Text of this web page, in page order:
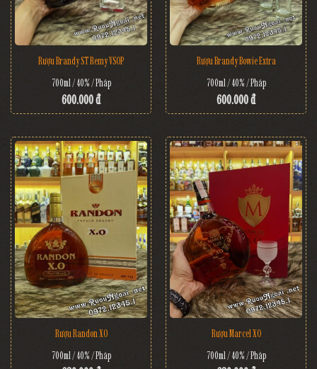
Rượu Brandy ST Remy VSOP
700ml / 40% / Pháp
600.000 đ
Rượu Brandy Bowie Extra
700ml / 40% / Pháp
600.000 đ
Rượu Randon XO
700ml / 40% / Pháp
Rượu Marcel XO
700ml / 40% / Pháp